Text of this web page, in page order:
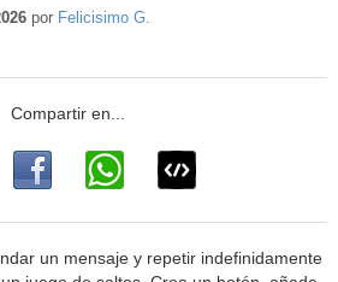
por Felicisimo G.
un mensaje y repetir indefinidamente